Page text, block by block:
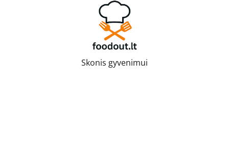
Skonis gyvenimui